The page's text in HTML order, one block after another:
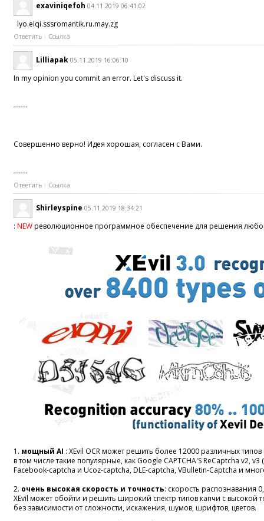
exaviniqefoh 04.11.2019 06:41:02
lyo.eiqi.sssromantik.ru.may.zg
Ответить Ссылка
Lilliapak 05.11.2019 16:06:10
In my opinion you commit an error. Let's discuss it.
------
Совершенно верно! Идея хорошая, согласен с Вами.
------
Ответить Ссылка
Shirleyspine 05.11.2019 18:34:21
:NEWреволюционное программное обеспечение для решения
1. мощный AI : XEvil OCR может решить более 12000 различных типов
в том числе такие популярные, как Google CAPTCHA'S ReCaptcha v2,
Facebook-captcha и Ucoz-captcha, DLE-captcha, VBulletin-Captcha и
2. очень высокая скорость и точность: скорость распознавания
XEvil может обойти и решить широкий спектр типов капчи с высокой
без зависимости от сложности, искажения, шумов, шрифтов, цветов.